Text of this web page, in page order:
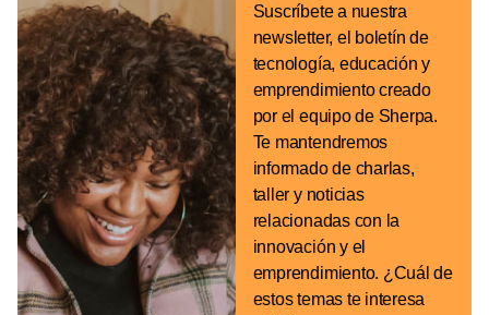
Suscríbete a nuestra
newsletter, el boletín de
tecnología, educación y
emprendimiento creado
por el equipo de Sherpa.
Te mantendremos
informado de charlas,
taller y noticias
relacionadas con la
innovación y el
emprendimiento. ¿Cuál de
estos temas te interesa